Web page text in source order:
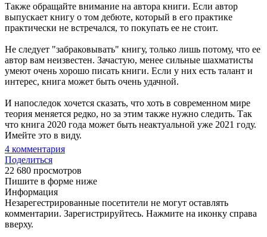
Также обращайте внимание на автора книги. Если автор
выпускает книгу о том дебюте, который в его практике
практически не встречался, то покупать ее не стоит.
Не следует "забраковывать" книгу, только лишь потому, что ее
автор вам неизвестен. Зачастую, менее сильные шахматисты
умеют очень хорошо писать книги. Если у них есть талант и
интерес, книга может быть очень удачной.
И напоследок хочется сказать, что хоть в современном мире
теория меняется редко, но за этим также нужно следить. Так
что книга 2020 года может быть неактуальной уже 2021 году.
Имейте это в виду.
4 комментария
Поделиться
22 680 просмотров
Пишите в форме ниже
Информация
Незарегестрированные посетители не могут оставлять
комментарии. Зарегистрируйтесь. Нажмите на иконку справа
вверху.